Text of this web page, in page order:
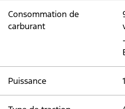
Consommation de
carburant
Puissance